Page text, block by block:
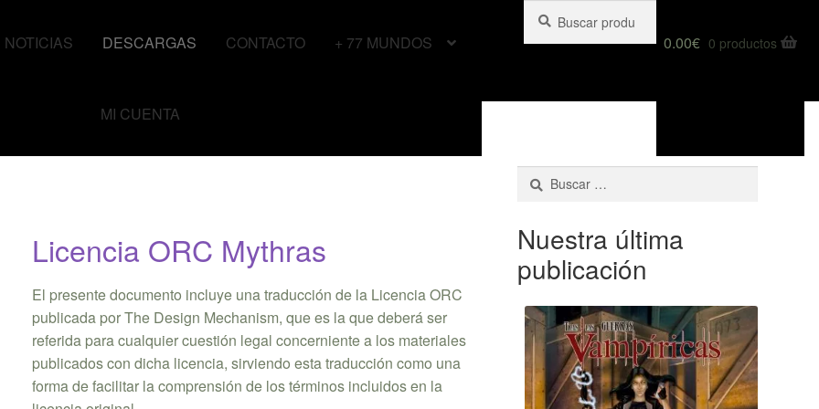
NOTICIAS DESCARGAS CONTACTO + 77 MUNDOS
MI CUENTA
por:
0.00€ 0 productos
Licencia ORC Mythras
El presente documento incluye una traducción de la Licencia ORC
publicada por The Design Mechanism, que es la que deberá ser
referida para cualquier cuestión legal concerniente a los materiales
publicados con dicha licencia, sirviendo esta traducción como una
forma de facilitar la comprensión de los términos incluidos en la
Buscar:
Nuestra última
publicación